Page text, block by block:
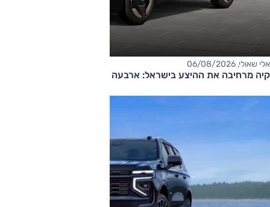
אלי שאולי, 06/08/2026
קיה מרחיבה את ההיצע בישראל: ארבעה דגמים חדשים בדרך